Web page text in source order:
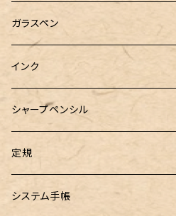
万年筆用コンバーター
SAILOR（セーラー）
PLATINUM（プラチナ）
BENU（ベヌー）
PARKER（パーカー）
Kaweco（カヴェコ）
Pelikan（ペリカン）
マルチペン
PILOT（パイロット）
SAILOR（セーラー）
Caran d'Ache（カランダッシュ）
Kaweco（カヴェコ）
バハギア & クラフト
ラウンドジップペンケース
ロールペンケース
&Liebe(アンドリーベ)
シーカンパニー
LOONLOON（ルンルン）
ラダイト
ガラスペン
工芸装置
ペンネジューク オリジナル（予約品）
ペンネジューク オリジナル（在庫品）
書籍
佐瀬工業所
リュリュ
インク
オリジナルインク
Tono&Lims
インクガチャ
セーラー万年筆
シャープペンシル
富士瘤クラフト
こぶた工房
定規
Ystudio（ワイスタジオ）
システム手帳